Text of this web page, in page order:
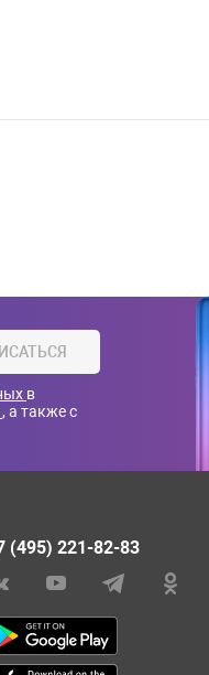
в
, а также с
(495) 221-82-83